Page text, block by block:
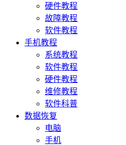
硬件教程
故障教程
软件教程
手机教程
系统教程
软件教程
硬件教程
维修教程
软件科普
数据恢复
电脑
手机